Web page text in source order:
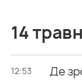
14
12:53 Де